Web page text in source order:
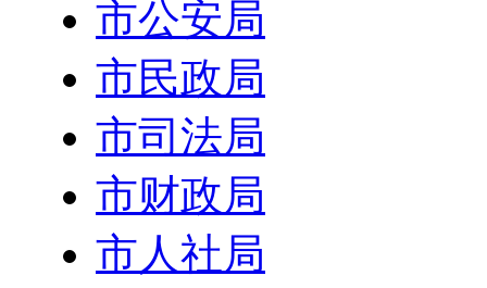
市公安局
市民政局
市司法局
市财政局
市人社局